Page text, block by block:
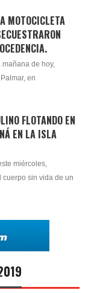
MOTOCICLETA
mañana de hoy,
en
FLOTANDO EN
EN LA ISLA
miércoles,
cuerpo sin vida de un